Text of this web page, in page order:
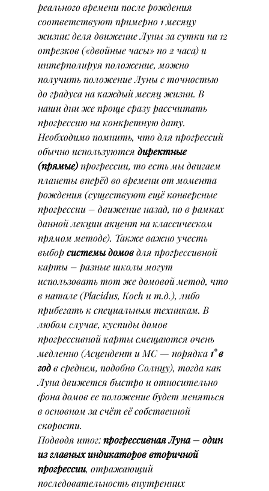
реального времени после рождения
соответствуют примерно 1 месяцу
жизни: деля движение Луны за сутки на 12
отрезков («двойные часы» по 2 часа) и
интерполируя положение, можно
получить положение Луны с точностью
до градуса на каждый месяц жизни. В
наши дни же проще сразу рассчитать
прогрессию на конкретную дату.
Необходимо помнить, что для прогрессий
обычно используются директные
(прямые) прогрессии, то есть мы двигаем
планеты вперёд во времени от момента
рождения (существуют ещё конверсные
прогрессии – движение назад, но в рамках
данной лекции акцент на классическом
прямом методе). Также важно учесть
выбор системы домов для прогрессивной
карты – разные школы могут
использовать тот же домовой метод, что
в натале (Placidus, Koch и т.д.), либо
прибегать к специальным техникам. В
любом случае, куспиды домов
прогрессивной карты смещаются очень
медленно (Асцендент и МС — порядка 1° в
год в среднем, подобно Солнцу), тогда как
Луна движется быстро и относительно
фона домов ее положение будет меняться
в основном за счёт её собственной
скорости.
Подводя итог: прогрессивная Луна – один
из главных индикаторов вторичной
прогрессии, отражающий
последовательность внутренних